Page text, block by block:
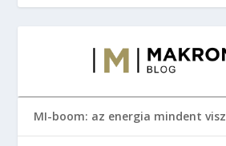
MI-boom: az energia mindent visz